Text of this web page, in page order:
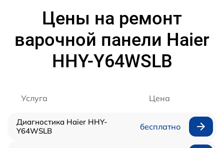
Цены на ремонт
варочной панели Haier
HHY-Y64WSLB
Услуга Цена
Диагностика Haier HHY-
Y64WSLB
бесплатно